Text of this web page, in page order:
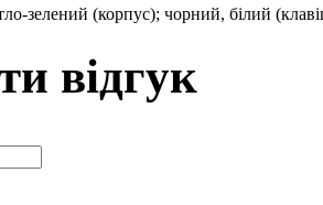
зелений (корпус); чорний, білий
відгук